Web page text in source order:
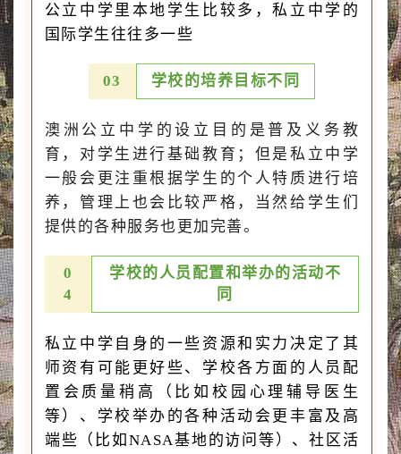
公立中学里本地学生比较多，私立中学的
国际学生往往多一些
03 学校的培养目标不同
澳洲公立中学的设立目的是普及义务教
育，对学生进行基础教育；但是私立中学
一般会更注重根据学生的个人特质进行培
养，管理上也会比较严格，当然给学生们
提供的各种服务也更加完善。
0
4
学校的人员配置和举办的活动不
同
私立中学 自身的一些资源和实力决定了其
师资有可能更好些、学校各方面的人员配
置会质量稍高（比如校园心理辅导医生
等）、学校举办的各种活动会更丰富及高
端些（比如NASA基地的访问等）、社区活